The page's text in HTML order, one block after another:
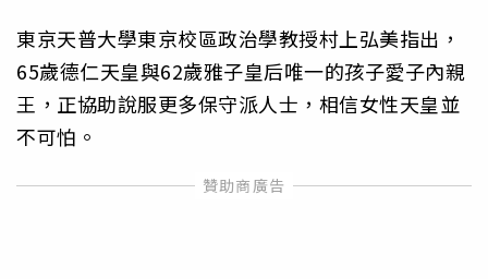
東京天普大學東京校區政治學教授村上弘美指出，
65歲德仁天皇與62歲雅子皇后唯一的孩子愛子內親
王，正協助說服更多保守派人士，相信女性天皇並
不可怕。